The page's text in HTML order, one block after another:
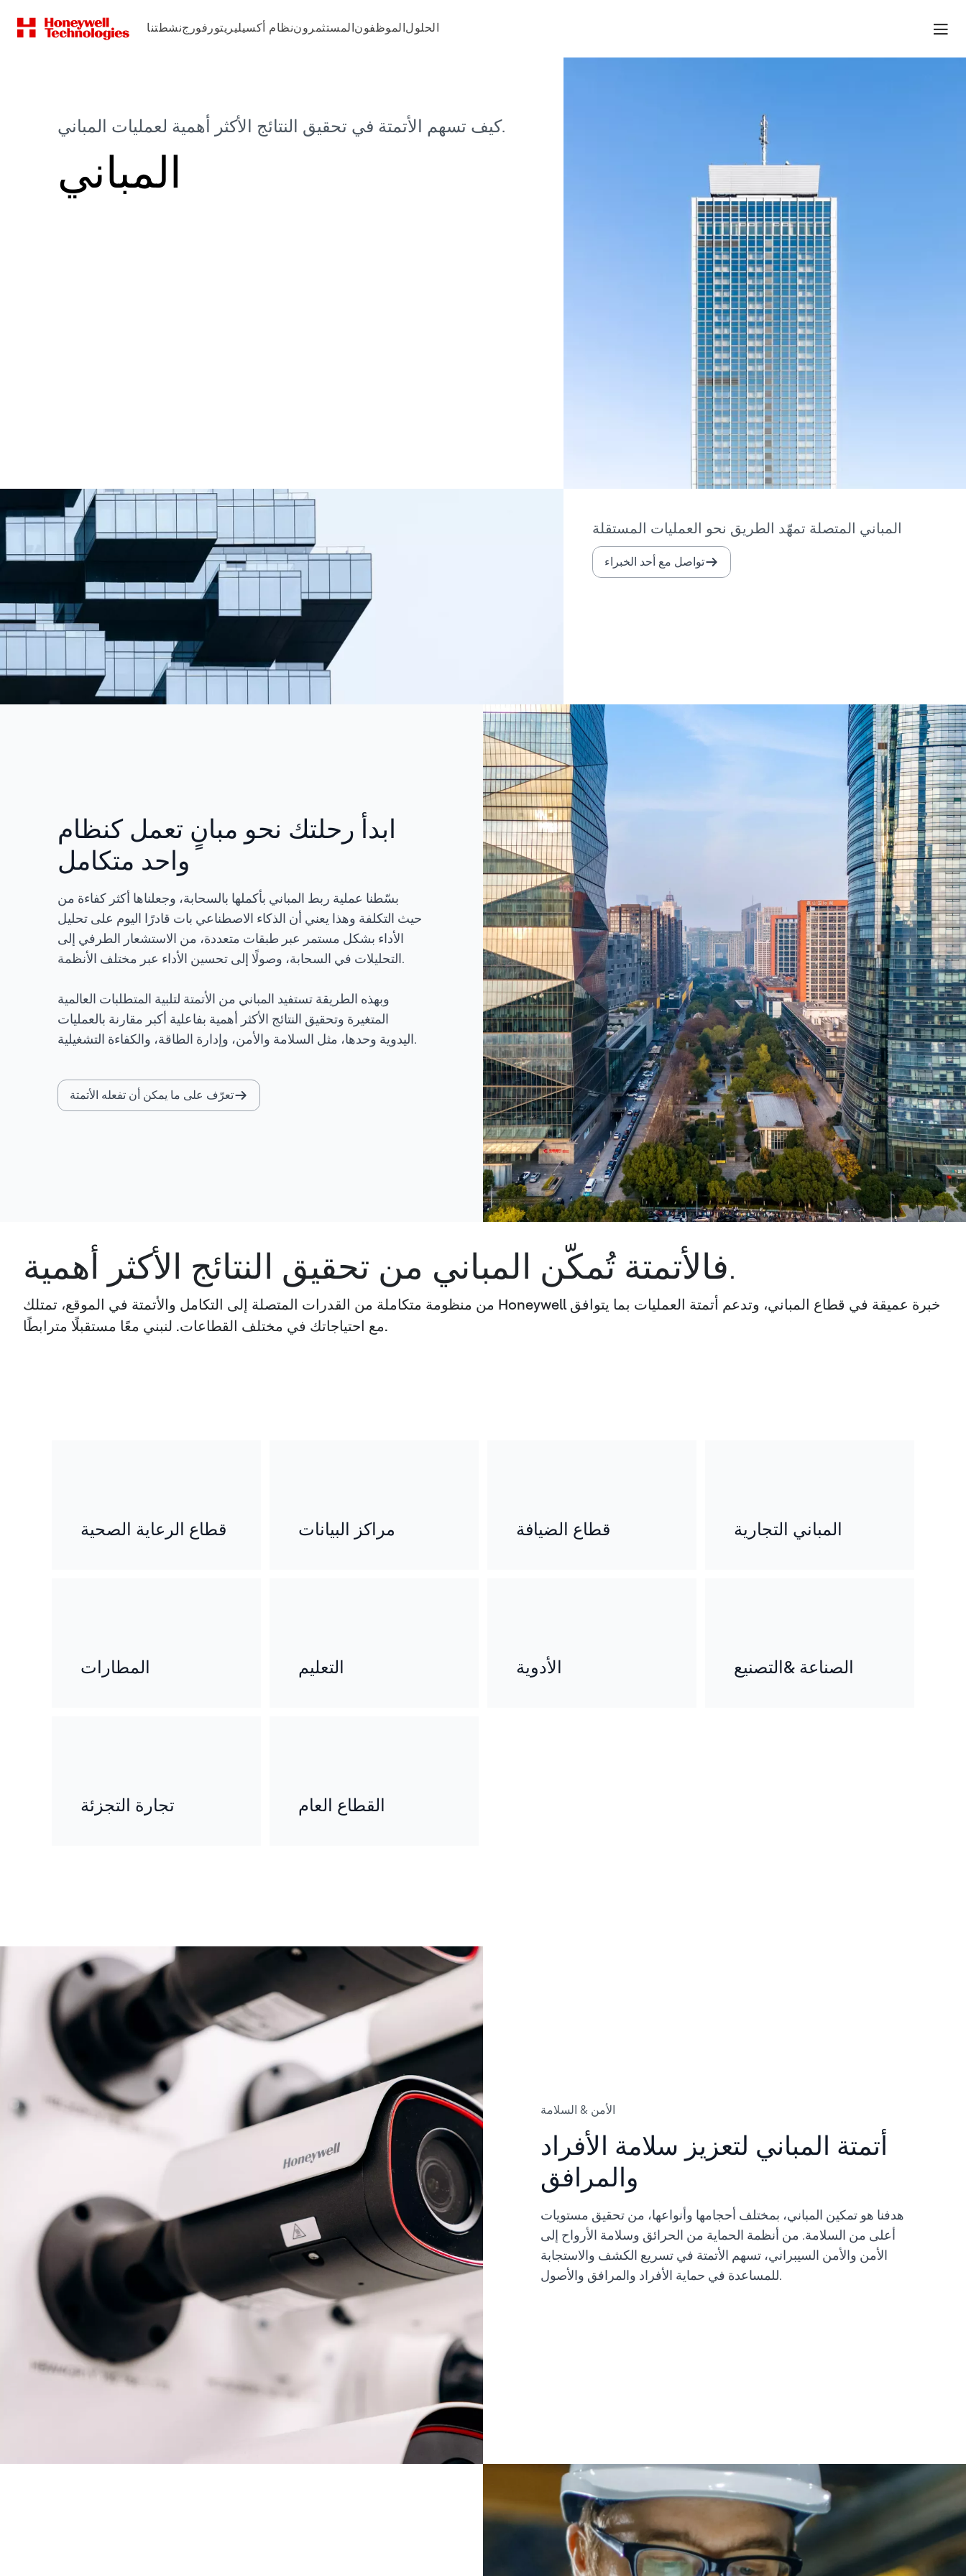
نشطتنافورج نظام أكسيليريتورالمستثمرونالموظفونالحلول
كيف تسهم الأتمتة في تحقيق النتائج الأكثر أهمية لعمليات المباني.
المباني
المباني المتصلة تمهّد الطريق نحو العمليات المستقلة
تواصل مع أحد الخبراء
ابدأ رحلتك نحو مبانٍ تعمل كنظام
واحد متكامل
بسّطنا عملية ربط المباني بأكملها بالسحابة، وجعلناها أكثر كفاءة من
حيث التكلفة وهذا يعني أن الذكاء الاصطناعي بات قادرًا اليوم على تحليل
الأداء بشكل مستمر عبر طبقات متعددة، من الاستشعار الطرفي إلى
التحليلات في السحابة، وصولًا إلى تحسين الأداء عبر مختلف الأنظمة.
وبهذه الطريقة تستفيد المباني من الأتمتة لتلبية المتطلبات العالمية
المتغيرة وتحقيق النتائج الأكثر أهمية بفاعلية أكبر مقارنة بالعمليات
اليدوية وحدها، مثل السلامة والأمن، وإدارة الطاقة، والكفاءة التشغيلية.
تعرّف على ما يمكن أن تفعله الأتمتة
فالأتمتة تُمكّن المباني من تحقيق النتائج الأكثر أهمية.
من منظومة متكاملة من القدرات المتصلة إلى التكامل والأتمتة في الموقع، تمتلك Honeywell خبرة عميقة في قطاع المباني، وتدعم أتمتة العمليات بما يتوافق
مع احتياجاتك في مختلف القطاعات. لنبني معًا مستقبلًا مترابطًا.
قطاع الرعاية الصحية مراكز البيانات قطاع الضيافة المباني التجارية
المطارات التعليم الأدوية الصناعة &التصنيع
تجارة التجزئة القطاع العام
الأمن & السلامة
أتمتة المباني لتعزيز سلامة الأفراد
والمرافق
هدفنا هو تمكين المباني، بمختلف أحجامها وأنواعها، من تحقيق مستويات
أعلى من السلامة. من أنظمة الحماية من الحرائق وسلامة الأرواح إلى
الأمن والأمن السيبراني، تسهم الأتمتة في تسريع الكشف والاستجابة
للمساعدة في حماية الأفراد والمرافق والأصول.